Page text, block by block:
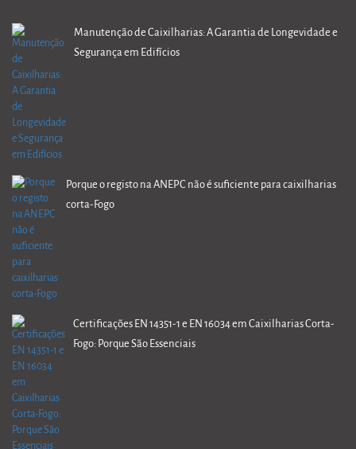
Manutenção de Caixilharias: A Garantia de Longevidade e
Segurança em Edifícios
Porque o registo na ANEPC não é suficiente para caixilharias
corta-Fogo
Certificações EN 14351-1 e EN 16034 em Caixilharias Corta-
Fogo: Porque São Essenciais